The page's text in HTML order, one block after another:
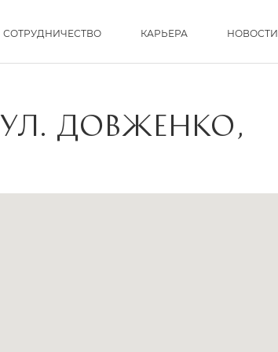
СОТРУДНИЧЕСТВО КАРЬЕРА НОВОСТИ
УЛ. ДОВЖЕНКО,